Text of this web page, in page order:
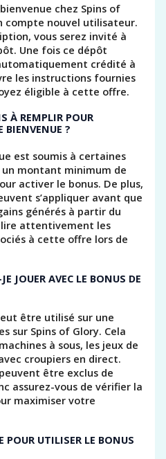
chez Spins of
compte nouvel utilisateur.
vous serez invité à
Une fois ce dépôt
crédité à
les instructions fournies
éligible à cette offre.
À REMPLIR POUR
BIENVENUE ?
est soumis à certaines
montant minimum de
activer le bonus. De plus,
s’appliquer avant que
générés à partir du
lire attentivement les
à cette offre lors de
JOUER AVEC LE BONUS DE
être utilisé sur une
sur Spins of Glory. Cela
à sous, les jeux de
croupiers en direct.
être exclus de
assurez-vous de vérifier la
maximiser votre
POUR UTILISER LE BONUS